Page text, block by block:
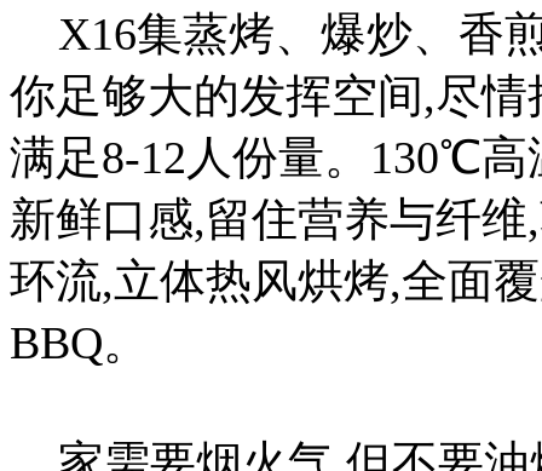
X16集蒸烤、爆炒、香
你足够大的发挥空间,尽
满足8-12人份量。130℃
新鲜口感,留住营养与纤
环流,立体热风烘烤,全面
BBQ。